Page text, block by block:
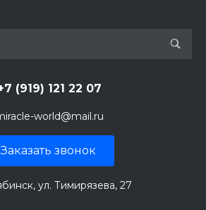
(919) 121 22 07
world@mail.ru
Заказать звонок
ул. Тимирязева, 27